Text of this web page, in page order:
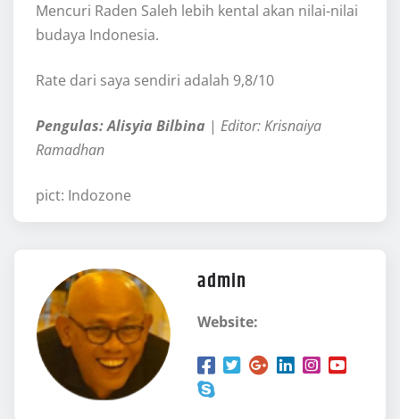
Mencuri Raden Saleh lebih kental akan nilai-nilai
budaya Indonesia.
Rate dari saya sendiri adalah 9,8/10
Pengulas: Alisyia Bilbina | Editor: Krisnaiya
Ramadhan
pict: Indozone
admin
Website: